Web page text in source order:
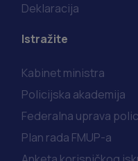
Deklaracija
Istražite
Kabinet ministra
Policijska akademija
Federalna uprava
Plan rada FMUP-a